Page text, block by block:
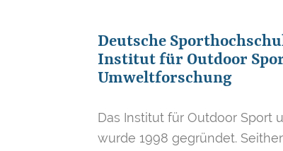
Deutsche
Institut für Outdoor
Umweltforschung
Das Institut für Outdoor Sport
wurde 1998 gegründet.